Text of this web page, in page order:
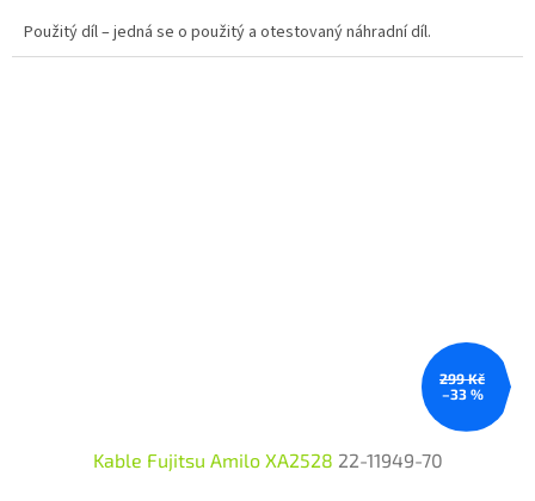
Použitý díl – jedná se o použitý a otestovaný náhradní díl.
299 Kč
–33 %
Kable Fujitsu Amilo XA2528 22-11949-70